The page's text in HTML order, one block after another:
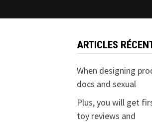
ARTICLES
When designing
docs and sexual
Plus, you will get
toy reviews and